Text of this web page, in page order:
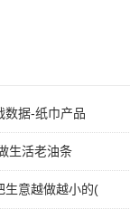
数据-纸巾产品
生活老油条
生意越做越小的(